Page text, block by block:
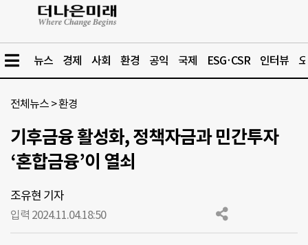
뉴스 경제 사회 환경 공익 국제 ESG·CSR 인터뷰
전체뉴스 >환경
기후금융 활성화, 정책자금과 민간투자
‘혼합금융’이 열쇠
조유현 기자
입력 2024.11.04.18:50